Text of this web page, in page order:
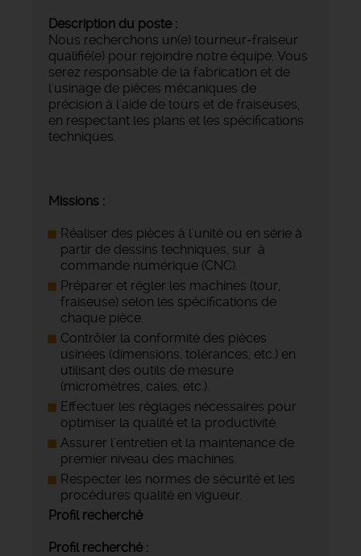
Description du poste :
Nous recherchons un(e) tourneur-fraiseur
qualifié(e) pour rejoindre notre équipe. Vous
serez responsable de la fabrication et de
l'usinage de pièces mécaniques de
précision à l'aide de tours et de fraiseuses,
en respectant les plans et les spécifications
techniques.
Missions :
Réaliser des pièces à l'unité ou en série à
partir de dessins techniques, sur à
commande numérique (CNC).
Préparer et régler les machines (tour,
fraiseuse) selon les spécifications de
chaque pièce.
Contrôler la conformité des pièces
usinées (dimensions, tolérances, etc.) en
utilisant des outils de mesure
(micromètres, cales, etc.).
Effectuer les réglages nécessaires pour
optimiser la qualité et la productivité.
Assurer l'entretien et la maintenance de
premier niveau des machines.
Respecter les normes de sécurité et les
procédures qualité en vigueur.
Profil recherché
Profil recherché :